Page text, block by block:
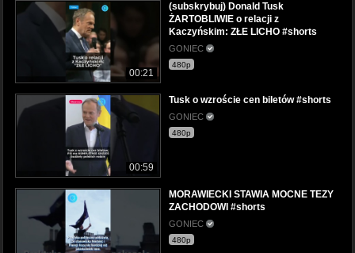
00:21
(subskrybuj) Donald Tusk
ŻARTOBLIWIE o relacji z
Kaczyńskim: ZŁE LICHO #shorts
GONIEC
480p
00:59
Tusk o wzroście cen biletów #shorts
GONIEC
480p
MORAWIECKI STAWIA MOCNE TEZY
ZACHODOWI #shorts
GONIEC
480p